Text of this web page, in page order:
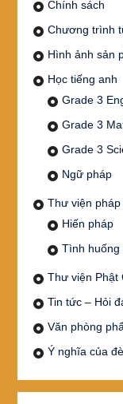
Chính sách
Chương trình
Hình ảnh sản
Học tiếng anh
Grade 3
Grade 3
Grade 3
Ngữ pháp
Thư viện pháp
Hiến pháp
Tình huống
Thư viện Phật
Tin tức – Hỏi
Văn phòng
Ý nghĩa của